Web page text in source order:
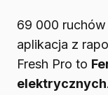
69 000
aplikacja z
Fresh Pro to
elektrycznych